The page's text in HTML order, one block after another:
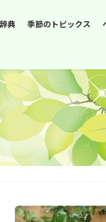
典 季節のトピックス